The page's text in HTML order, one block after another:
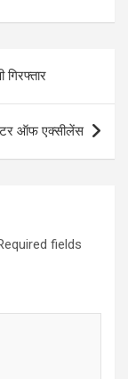
सेंटर ऑफ एक्सीलेंस
fields